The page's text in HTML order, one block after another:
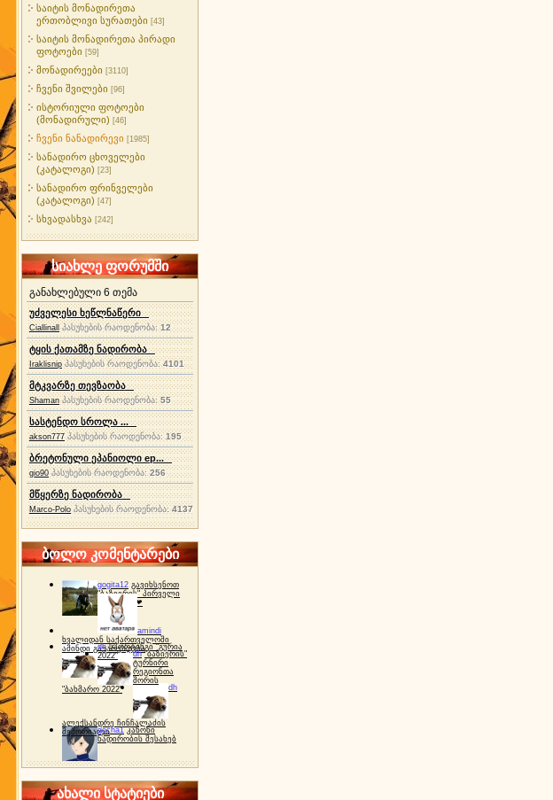
საიტის მონადირეთა
ერთობლივი სურათები [43]
საიტის მონადირეთა პირადი
ფოტოები [59]
მონადირეები [3110]
ჩვენი შვილები [96]
ისტორიული ფოტოები
(მონადირული) [46]
ჩვენი ნანადირევი [1985]
სანადირო ცხოველები
(კატალოგი) [23]
სანადირო ფრინველები
(კატალოგი) [47]
სხვადასხვა [242]
სიახლე ფორუმში
განახლებული 6 თემა
უძველესი ხეწლნაწერი
Ciallinall პასუხების რაოდენობა:12
ტყის ქათამზე ნადირობა
Iraklisnip პასუხების რაოდენობა: 4101
მტკვარზე თევზაობა
Shaman პასუხების რაოდენობა:55
სასტენდო სროლა ...
akson777 პასუხების რაოდენობა:195
ბრეტონული ეპანიოლი ep...
gio90 პასუხების რაოდენობა:256
მწყერზე ნადირობა
Marco-Polo პასუხების რაოდენობა:4137
ბოლო კომენტარები
gogita12 გავიხსენოთ
"ბაზიერის" პირველი
ტურნირი ❤
amindi
ხვალიდან საქართველოში
ამინდი გაუარესდება
dh სპორტინგი "გურია
2022"
dh "ბაზიერის"
ტურნირი
რეგიონთა
შორის
"ბახმარო 2022"
dh
ალექსანდრე ჩინჩალაძის
მემორიალიgocha1 კანონი
ნადირობის შესახებ
ახალი სტატიები